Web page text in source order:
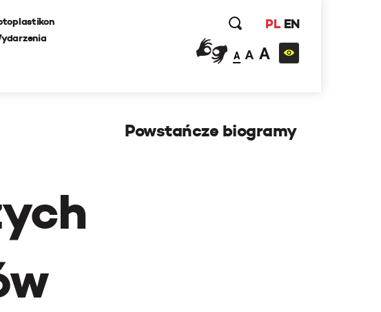
PL EN
A A A
Powstańcze biogramy